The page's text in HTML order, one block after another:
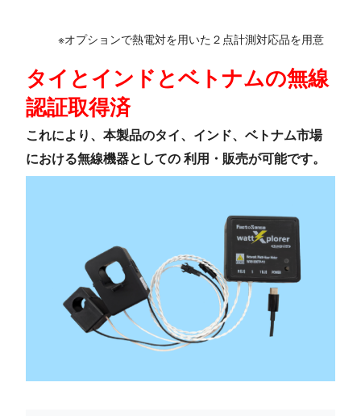
※オプションで熱電対を用いた２点計測対応品を用意
タイとインドとベトナムの無線
認証取得済
これにより、本製品のタイ、インド、ベトナム市場
における無線機器としての 利用・販売が可能です。